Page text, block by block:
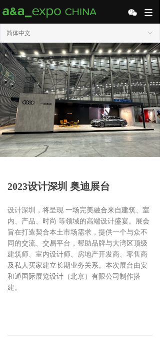
ꀅ
简体中文
2023设计深圳 奥迪展台
设计深圳，将呈现 一场完美融合来自建筑、室
内、产品、时尚 等领域的高端设计盛宴。展会
旨在打造契合本土市场需求，提供一个与众不
同的交流、交易平台，帮助品牌与大湾区顶级
建筑师、室内设计师、房地产开发商、零售商
及私人买家建立长期业务关系。本次展台由安
和通国际展览设计（北京）有限公司制作搭
建。